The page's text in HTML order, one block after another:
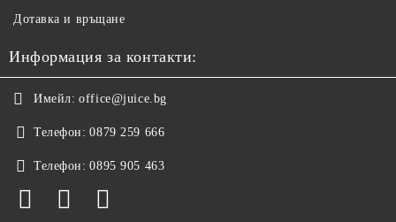
Дотавка и връщане
Информация за контакти:
Имейл: office@juice.bg
Телефон: 0879 259 666
Телефон: 0895 905 463